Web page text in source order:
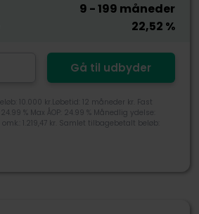
9 - 199 måneder
22,52 %
Gå til udbyder
10.000 kr.Løbetid: 12 måneder kr. Fast
% Max ÅOP: 24.99 % Månedlig ydelse:
1.219,47 kr. Samlet tilbagebetalt beløb: